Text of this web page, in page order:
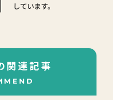
しています。
関連記事